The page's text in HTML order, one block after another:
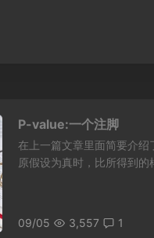
P-value:一个注脚
在上一篇文章里面简要介
原假设为真时，比所得到
09/05 3,557 1